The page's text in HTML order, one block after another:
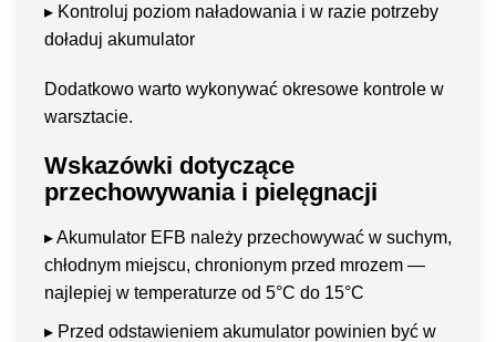
▸ Kontroluj poziom naładowania i w razie potrzeby
doładuj akumulator
Dodatkowo warto wykonywać okresowe kontrole w
warsztacie.
Wskazówki dotyczące
przechowywania i pielęgnacji
▸ Akumulator EFB należy przechowywać w suchym,
chłodnym miejscu, chronionym przed mrozem —
najlepiej w temperaturze od 5°C do 15°C
▸ Przed odstawieniem akumulator powinien być w